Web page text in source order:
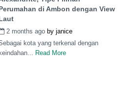
di Ambon dengan View
2 months ago by janice
kota yang terkenal dengan
keindahan... Read More